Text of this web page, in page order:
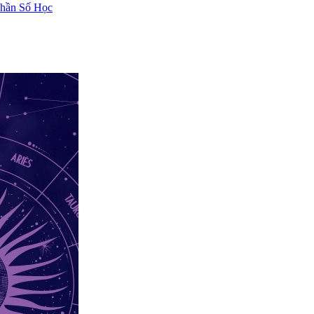
Số Học